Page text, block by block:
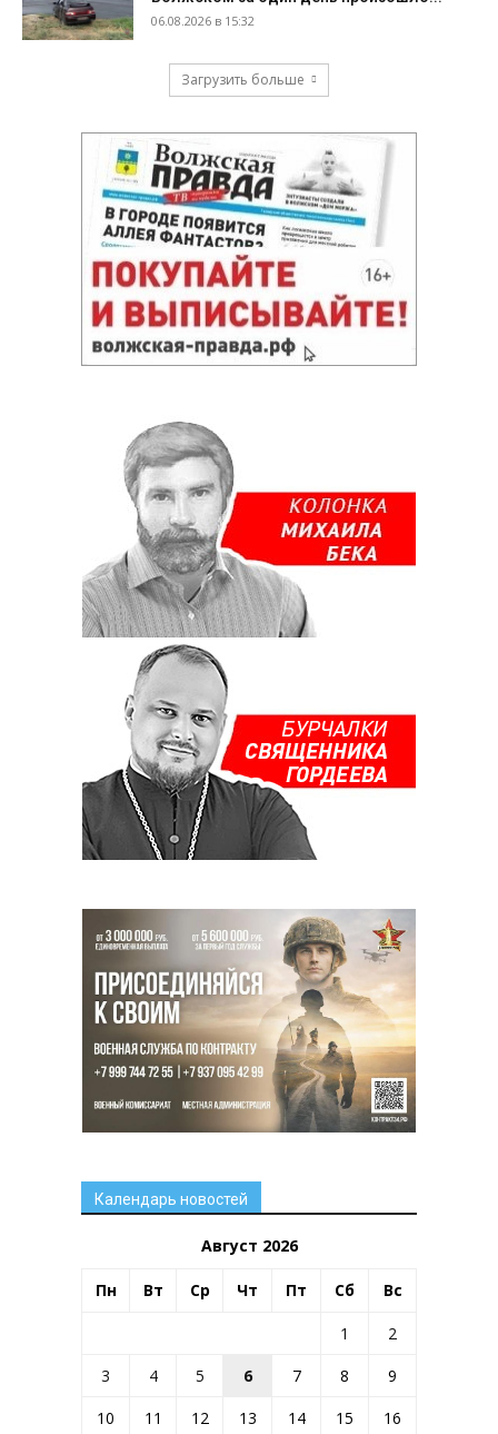
06.08.2026 в 15:32
Загрузить больше
Календарь новостей
Август 2026
Пн Вт Ср Чт Пт Сб Вс
1
2
3
4 5 6 7 8
9
10
11 12 13 14 15
16